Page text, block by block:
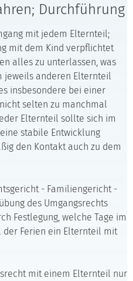
Durchführung
mit jedem Elternteil;
mit dem Kind verpflichtet
alles zu unterlassen, was
jeweils anderen Elternteil
insbesondere bei einer
selten zu manchmal
Elternteil sollte sich im
stabile Entwicklung
den Kontakt auch zu dem
- Familiengericht -
des Umgangsrechts
Festlegung, welche Tage im
der Ferien ein Elternteil mit
mit einem Elternteil nur